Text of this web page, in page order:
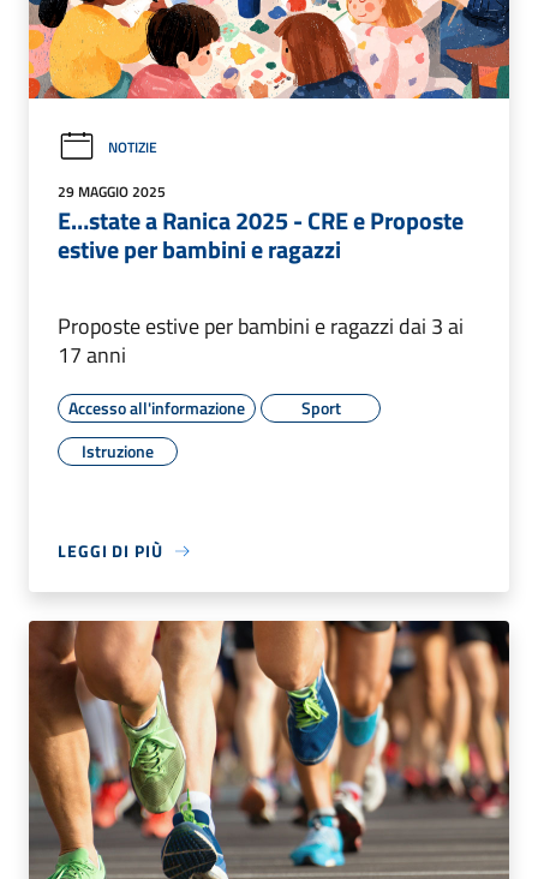
NOTIZIE
29 MAGGIO 2025
E…state a Ranica 2025 - CRE e Proposte
estive per bambini e ragazzi
Proposte estive per bambini e ragazzi dai 3 ai
17 anni
Accesso all'informazione
Sport
Istruzione
LEGGI DI PIÙ